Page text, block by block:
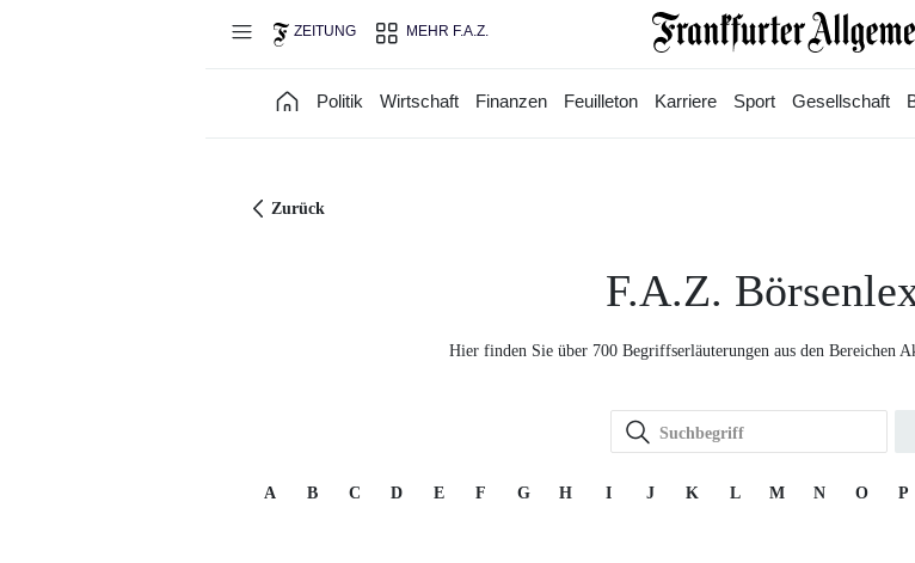
ZEITUNG MEHR F.A.Z.
Politik Wirtschaft Finanzen Feuilleton Karriere Sport Gesellschaft
Zurück
F.A.Z.
Hier finden Sie über 700 Begriffserläuterungen aus den Bereichen
A B C D E F G H I J K L M N O P